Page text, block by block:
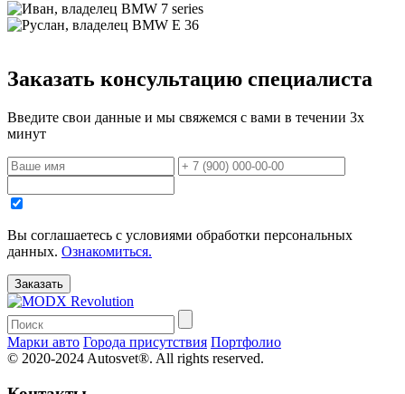
Заказать консультацию специалиста
Введите свои данные и мы свяжемся с вами в течении 3х
минут
Вы соглашаетесь с уcловиями обработки персональных
данных. Ознакомиться.
Марки авто Города присутствия Портфолио
© 2020-2024 Autosvet®. All rights reserved.